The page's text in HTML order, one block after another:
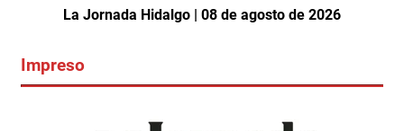
La Jornada Hidalgo | 08 de agosto de 2026
Impreso